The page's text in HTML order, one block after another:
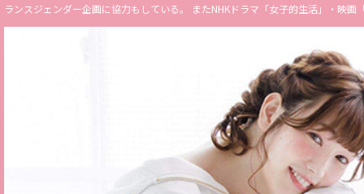
ランスジェンダー企画に協力もしている。 またNHKドラマ「女子的生活」・映